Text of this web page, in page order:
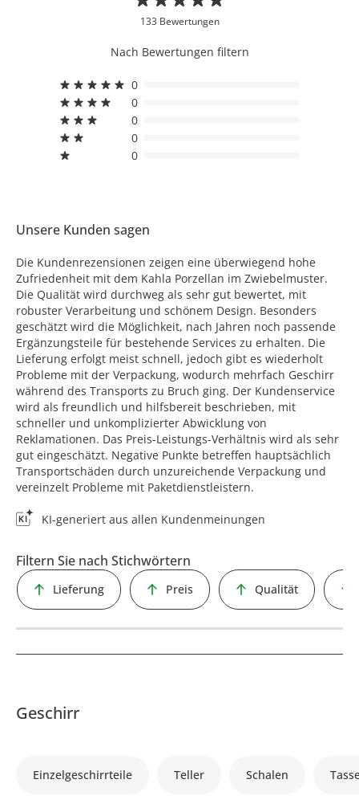
133 Bewertungen
Nach Bewertungen filtern
0
0
0
0
0
Unsere Kunden sagen
Die Kundenrezensionen zeigen eine überwiegend hohe
Zufriedenheit mit dem Kahla Porzellan im Zwiebelmuster.
Die Qualität wird durchweg als sehr gut bewertet, mit
robuster Verarbeitung und schönem Design. Besonders
geschätzt wird die Möglichkeit, nach Jahren noch passende
Ergänzungsteile für bestehende Services zu erhalten. Die
Lieferung erfolgt meist schnell, jedoch gibt es wiederholt
Probleme mit der Verpackung, wodurch mehrfach Geschirr
während des Transports zu Bruch ging. Der Kundenservice
wird als freundlich und hilfsbereit beschrieben, mit
schneller und unkomplizierter Abwicklung von
Reklamationen. Das Preis-Leistungs-Verhältnis wird als sehr
gut eingeschätzt. Negative Punkte betreffen hauptsächlich
Transportschäden durch unzureichende Verpackung und
vereinzelt Probleme mit Paketdienstleistern.
KI-generiert aus allen Kundenmeinungen
Filtern Sie nach Stichwörtern
Lieferung Preis Qualität
Geschirr
Einzelgeschirrteile Teller Schalen